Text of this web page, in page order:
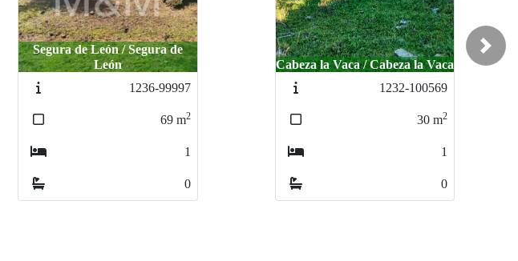
Cabeza la Vaca / Cabeza la Vaca
1232-100569
30m2
1
0
Cabeza la Vaca / Cabeza la Vaca
1231-94702
4m2
0
0
Next